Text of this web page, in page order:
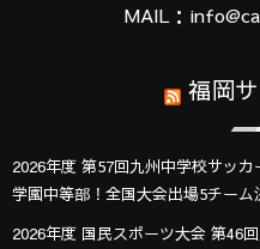
MAIL：
福岡
2026年度 第57回九州中学校サッ
学園中等部！全国大会出場5チーム
2026年度 国民スポーツ大会 第46